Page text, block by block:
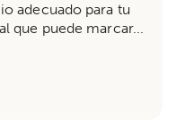
adecuado para tu
que puede marcar...